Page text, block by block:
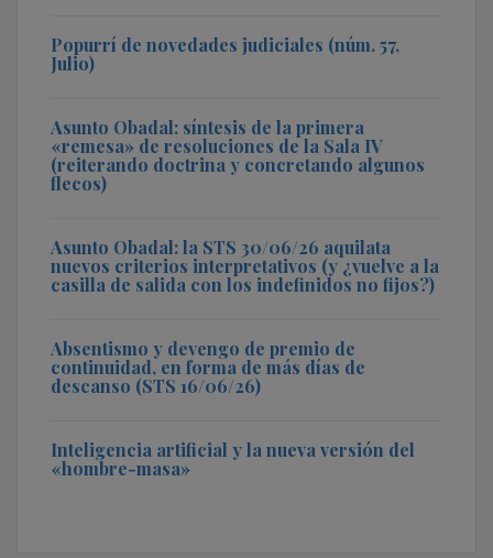
Popurrí de novedades judiciales (núm. 57,
Julio)
Asunto Obadal: síntesis de la primera
«remesa» de resoluciones de la Sala IV
(reiterando doctrina y concretando algunos
flecos)
Asunto Obadal: la STS 30/06/26 aquilata
nuevos criterios interpretativos (y ¿vuelve a la
casilla de salida con los indefinidos no fijos?)
Absentismo y devengo de premio de
continuidad, en forma de más días de
descanso (STS 16/06/26)
Inteligencia artificial y la nueva versión del
«hombre-masa»